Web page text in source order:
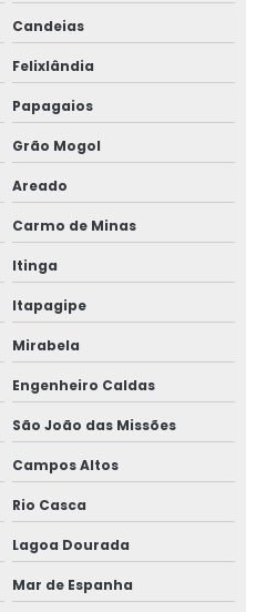
Candeias
Felixlândia
Papagaios
Grão Mogol
Areado
Carmo de Minas
Itinga
Itapagipe
Mirabela
Engenheiro Caldas
São João das Missões
Campos Altos
Rio Casca
Lagoa Dourada
Mar de Espanha